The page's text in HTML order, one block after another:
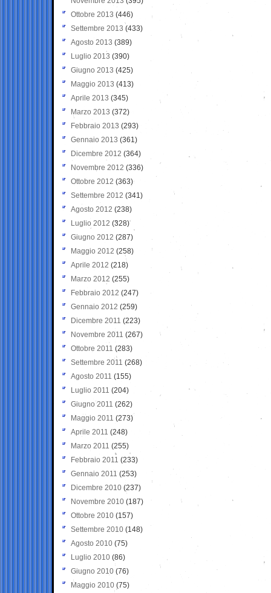
Ottobre 2013 (446)
Settembre 2013 (433)
Agosto 2013 (389)
Luglio 2013 (390)
Giugno 2013 (425)
Maggio 2013 (413)
Aprile 2013 (345)
Marzo 2013 (372)
Febbraio 2013 (293)
Gennaio 2013 (361)
Dicembre 2012 (364)
Novembre 2012 (336)
Ottobre 2012 (363)
Settembre 2012 (341)
Agosto 2012 (238)
Luglio 2012 (328)
Giugno 2012 (287)
Maggio 2012 (258)
Aprile 2012 (218)
Marzo 2012 (255)
Febbraio 2012 (247)
Gennaio 2012 (259)
Dicembre 2011 (223)
Novembre 2011 (267)
Ottobre 2011 (283)
Settembre 2011 (268)
Agosto 2011 (155)
Luglio 2011 (204)
Giugno 2011 (262)
Maggio 2011 (273)
Aprile 2011 (248)
Marzo 2011 (255)
Febbraio 2011 (233)
Gennaio 2011 (253)
Dicembre 2010 (237)
Novembre 2010 (187)
Ottobre 2010 (157)
Settembre 2010 (148)
Agosto 2010 (75)
Luglio 2010 (86)
Giugno 2010 (76)
Maggio 2010 (75)